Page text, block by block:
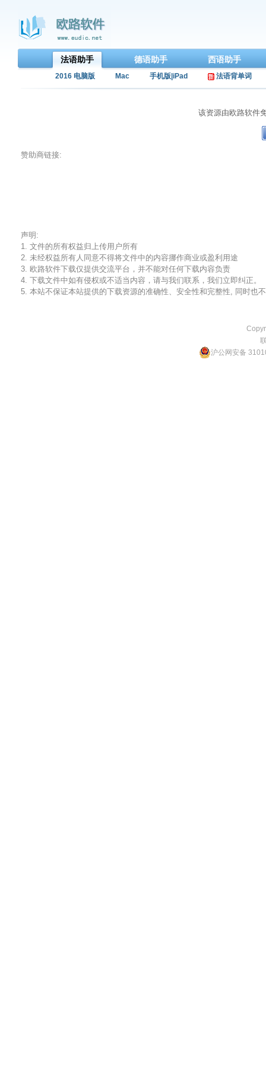
法语助手 德语助手 西语助手
2016 电脑版 Mac 手机版|iPad 法语背单词
该资源由欧路软件
赞助商链接:
声明:
1. 文件的所有权益归上传用户所有
2. 未经权益所有人同意不得将文件中的内容挪作商业或盈利用途
3. 欧路软件下载仅提供交流平台，并不能对任何下载内容负责
4. 下载文件中如有侵权或不适当内容，请与我们联系，我们立即纠正。
5. 本站不保证本站提供的下载资源的准确性、安全性和完整性, 同时也
沪公网安备